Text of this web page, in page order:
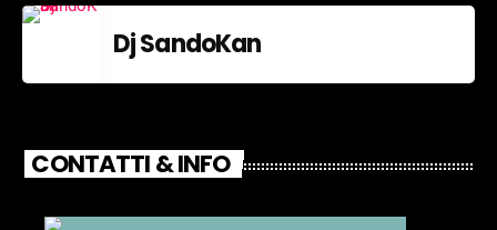
Dj SandoKan
CONTATTI & INFO